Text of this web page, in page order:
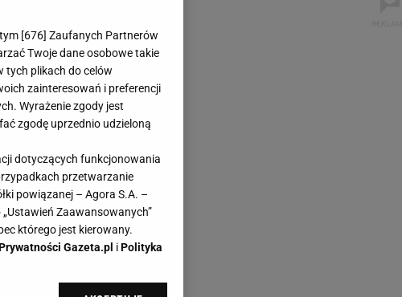
[676] Zaufanych Partnerów
Twoje dane osobowe takie
tych plikach do celów
zainteresowań i preferencji
Wyrażenie zgody jest
zgodę uprzednio udzieloną
dotyczących funkcjonowania
przetwarzanie
powiązanej – Agora S.A. –
Zaawansowanych”
którego jest kierowany.
Gazeta.pl iPolityka